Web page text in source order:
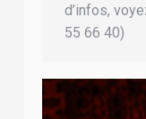
d’infos,
55 66 40)